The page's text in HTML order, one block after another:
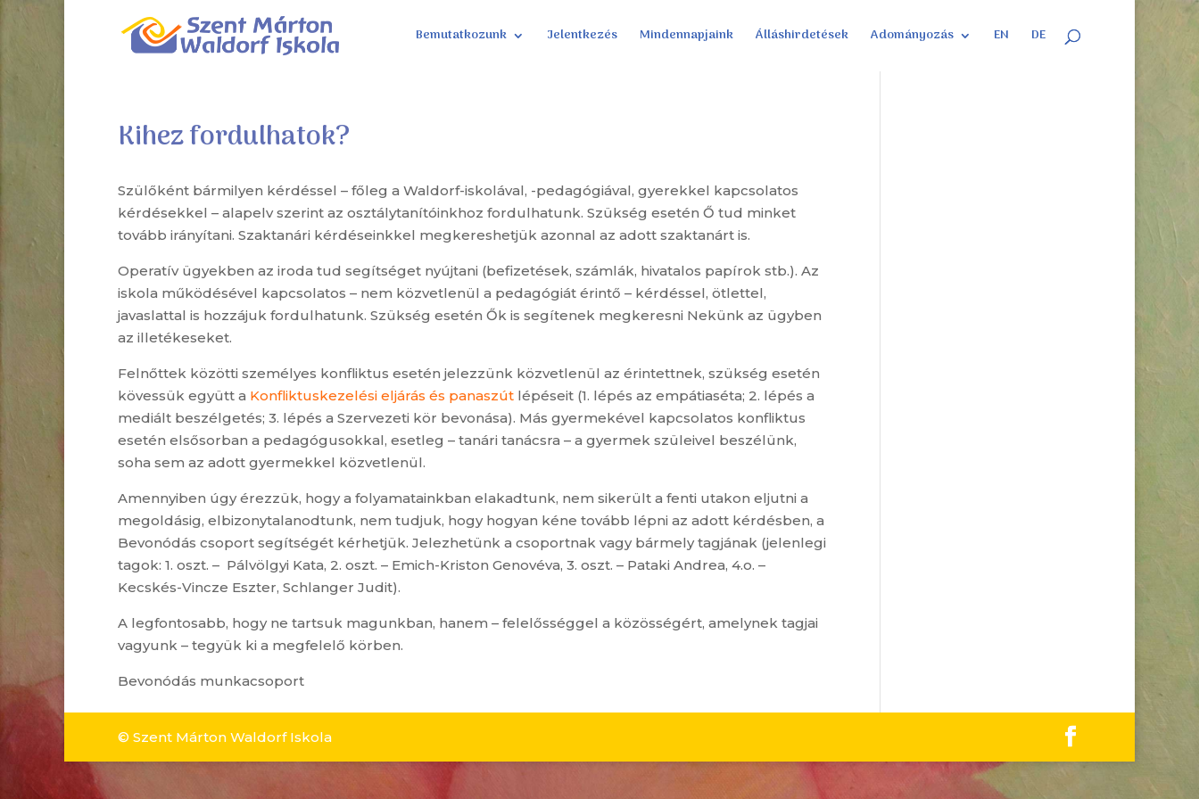
Bemutatkozunk Jelentkezés Mindennapjaink Álláshirdetések Adományozás EN DE
Kihez fordulhatok?
Szülőként bármilyen kérdéssel – főleg a Waldorf-iskolával, -pedagógiával, gyerekkel kapcsolatos
kérdésekkel – alapelv szerint az osztálytanítóinkhoz fordulhatunk. Szükség esetén Ő tud minket
tovább irányítani. Szaktanári kérdéseinkkel megkereshetjük azonnal az adott szaktanárt is.
Operatív ügyekben az iroda tud segítséget nyújtani (befizetések, számlák, hivatalos papírok stb.). Az
iskola működésével kapcsolatos – nem közvetlenül a pedagógiát érintő – kérdéssel, ötlettel,
javaslattal is hozzájuk fordulhatunk. Szükség esetén Ők is segítenek megkeresni Nekünk az ügyben
az illetékeseket.
Felnőttek közötti személyes konfliktus esetén jelezzünk közvetlenül az érintettnek, szükség esetén
kövessük együtt a Konfliktuskezelési eljárás és panaszút lépéseit (1. lépés az empátiaséta; 2. lépés a
mediált beszélgetés; 3. lépés a Szervezeti kör bevonása). Más gyermekével kapcsolatos konfliktus
esetén elsősorban a pedagógusokkal, esetleg – tanári tanácsra – a gyermek szüleivel beszélünk,
soha sem az adott gyermekkel közvetlenül.
Amennyiben úgy érezzük, hogy a folyamatainkban elakadtunk, nem sikerült a fenti utakon eljutni a
megoldásig, elbizonytalanodtunk, nem tudjuk, hogy hogyan kéne tovább lépni az adott kérdésben, a
Bevonódás csoport segítségét kérhetjük. Jelezhetünk a csoportnak vagy bármely tagjának (jelenlegi
tagok: 1. oszt. – Pálvölgyi Kata, 2. oszt. – Emich-Kriston Genovéva, 3. oszt. – Pataki Andrea, 4.o. –
Kecskés-Vincze Eszter, Schlanger Judit).
A legfontosabb, hogy ne tartsuk magunkban, hanem – felelősséggel a közösségért, amelynek tagjai
vagyunk – tegyük ki a megfelelő körben.
Bevonódás munkacsoport
© Szent Márton Waldorf Iskola